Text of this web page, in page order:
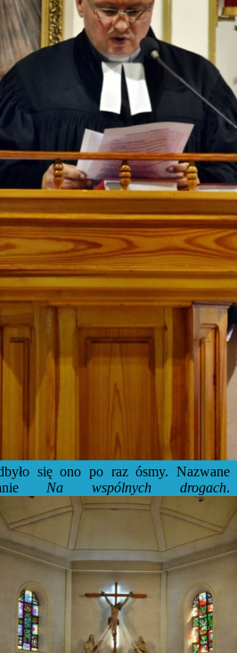
się ono po raz ósmy. Nazwane
Na wspólnych drogach.